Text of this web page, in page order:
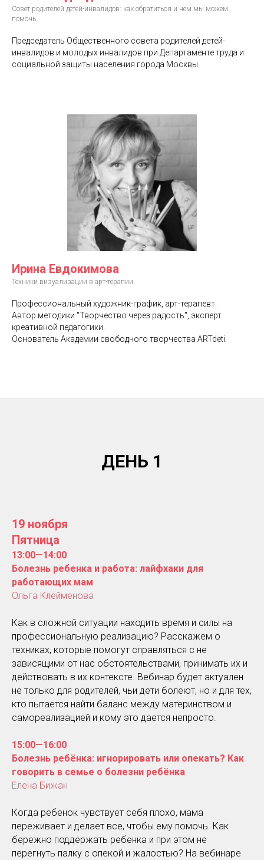
Совет родителей детей-инвалидов: как обратиться и чем мы можем
помочь
Председатель Общественного совета родителей детей-
инвалидов и молодых инвалидов при Департаменте труда и
социальной защиты населения города Москвы
Ирина Евдокимова
Техники визуализации в арт-терапии
Профессиональный художник-график, арт-терапевт.
Автор методики "Творчество через радость", эксперт
креативной педагогики.
Основатель Академии свободного творчества ARTdeti.
ДЕНЬ 1
19 ноября
Пятница
13:00—14:00
Болезнь ребенка и работа: лайфхаки для
работающих мам
Ольга Клейменова
Как в сложной ситуации находить время и силы на
профессиональную реализацию? Расскажем о
техниках, которые помогут справляться с не
зависящими от нас обстоятельствами, принимать их и
действовать в их контексте. Вебинар будет актуален
не только для родителей, чьи дети болеют, но и для тех,
кто пытается найти баланс между материнством и
самореализацией и кому это дается непросто.
15:00—16:00
Болезнь ребёнка: игнорировать или опекать? Как
говорить в семье о болезни ребёнка
Елена Бижан
Когда ребенок чувствует себя плохо, мама
переживает и делает все, чтобы ему помочь. Как
бережно поддержать ребенка и при этом не
перегнуть палку с опекой и жалостью? На вебинаре